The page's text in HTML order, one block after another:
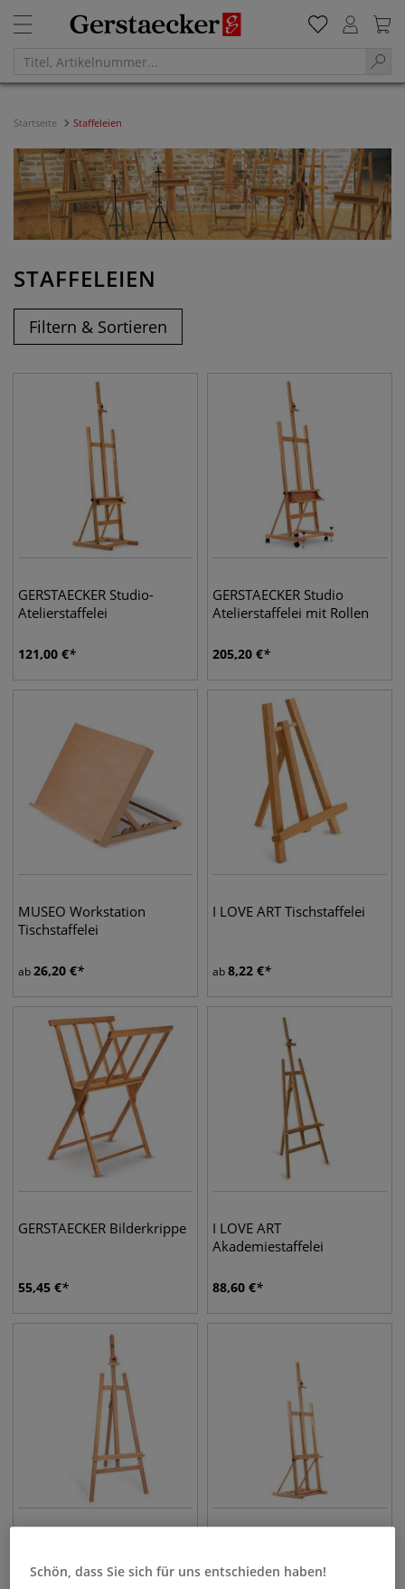
Startseite Staffeleien
STAFFELEIEN
Filtern & Sortieren
GERSTAECKER Studio-
Atelierstaffelei
121,00 €
GERSTAECKER Studio
Atelierstaffelei mit Rollen
205,20 €
MUSEO Workstation
Tischstaffelei
ab26,20 €
I LOVE ART Tischstaffelei
ab8,22 €
GERSTAECKER Bilderkrippe
55,45 €
I LOVE ART
Akademiestaffelei
88,60 €
Hobby & School
"Atelier" Atelierstaffelei
Schön, dass Sie sich für uns entschieden haben!